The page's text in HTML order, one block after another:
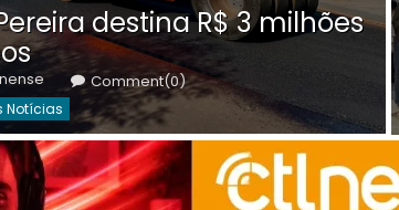
destina R$ 3 milhões
Comment(0)
Notícias